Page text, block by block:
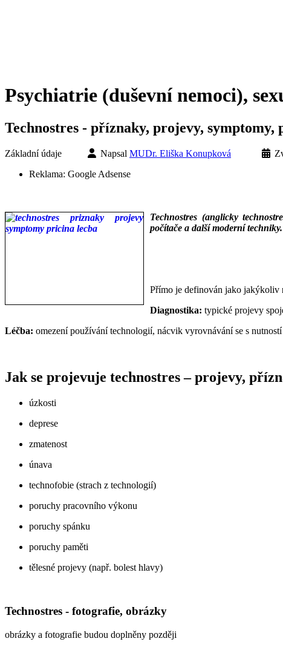
Psychiatrie (duševní nemoci),
Technostres - příznaky, projevy, symptomy,
Základní údaje Napsal MUDr. Eliška Konupková
Reklama: Google Adsense
Technostres (anglicky
počítače a další moderní
Přímo je definován jako jakýkoliv
Diagnostika: typické projevy
Léčba: omezení používání technologií, nácvik vyrovnávání se s
Jak se projevuje technostres – projevy,
úzkosti
deprese
zmatenost
únava
technofobie (strach z technologií)
poruchy pracovního výkonu
poruchy spánku
poruchy paměti
tělesné projevy (např. bolest hlavy)
Technostres - fotografie, obrázky
obrázky a fotografie budou doplněny později